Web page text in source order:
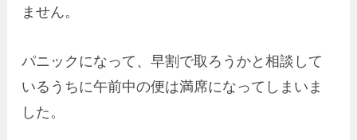
ません。
パニックになって、早割で取ろうかと相談して
いるうちに午前中の便は満席になってしまいま
した。